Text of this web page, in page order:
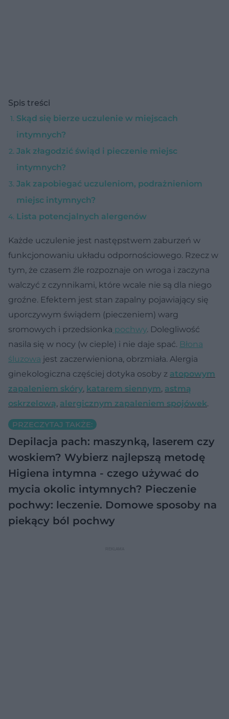
Spis treści
Skąd się bierze uczulenie w miejscach
intymnych?
Jak złagodzić świąd i pieczenie miejsc
intymnych?
Jak zapobiegać uczuleniom, podrażnieniom
miejsc intymnych?
Lista potencjalnych alergenów
Każde uczulenie jest następstwem zaburzeń w
funkcjonowaniu układu odpornościowego. Rzecz w
tym, że czasem źle rozpoznaje on wroga i zaczyna
walczyć z czynnikami, które wcale nie są dla niego
groźne. Efektem jest stan zapalny pojawiający się
uporczywym świądem (pieczeniem) warg
sromowych i przedsionka pochwy. Dolegliwość
nasila się w nocy (w cieple) i nie daje spać. Błona
śluzowa jest zaczerwieniona, obrzmiała. Alergia
ginekologiczna częściej dotyka osoby z atopowym
zapaleniem skóry, katarem siennym, astmą
oskrzelową, alergicznym zapaleniem spojówek.
PRZECZYTAJ TAKŻE:
Depilacja pach: maszynką, laserem czy
woskiem? Wybierz najlepszą metodę
Higiena intymna - czego używać do
mycia okolic intymnych? Pieczenie
pochwy: leczenie. Domowe sposoby na
piekący ból pochwy